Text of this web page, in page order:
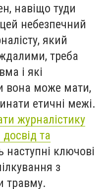
навіщо туди
небезпечний
який
треба
і які
вона може мати,
етичні межі.
журналістику
та
наступні ключові
з
травму.